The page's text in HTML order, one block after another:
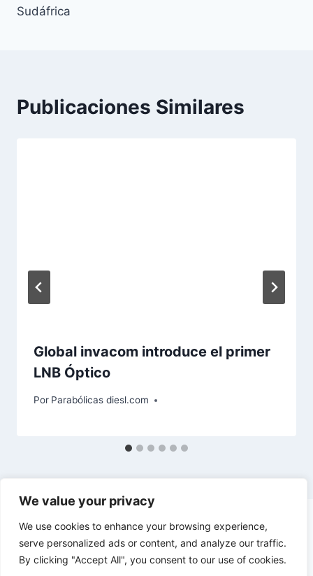
We value your privacy
We use cookies to enhance your browsing experience,
serve personalized ads or content, and analyze our traffic.
By clicking "Accept All", you consent to our use of cookies.
Sudáfrica
Publicaciones Similares
Global invacom introduce el primer
LNB Óptico
Por Parabólicas diesl.com
© 2026 diesl.com - Tema para WordPress por